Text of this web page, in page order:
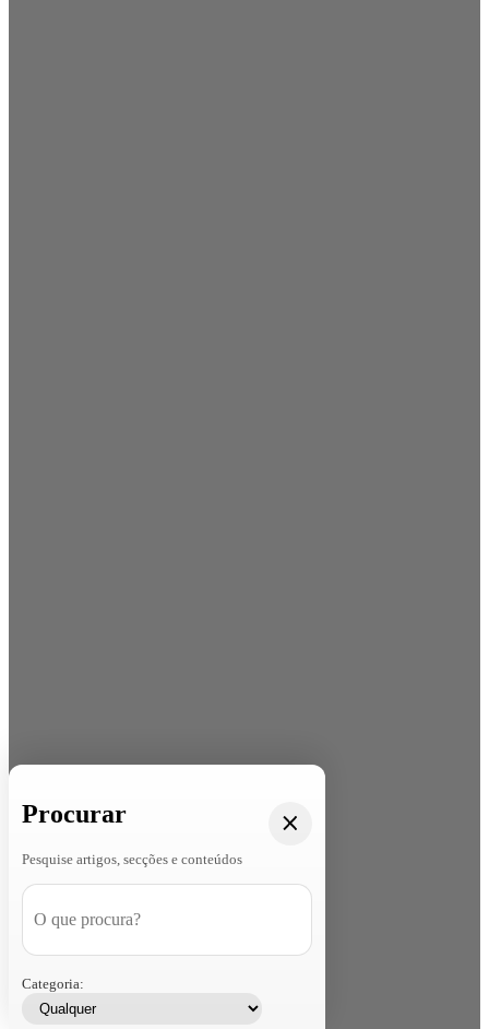
Procurar
Pesquise artigos, secções e conteúdos
Categoria: